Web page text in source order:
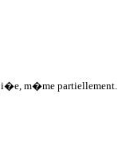
m�me partiellement.